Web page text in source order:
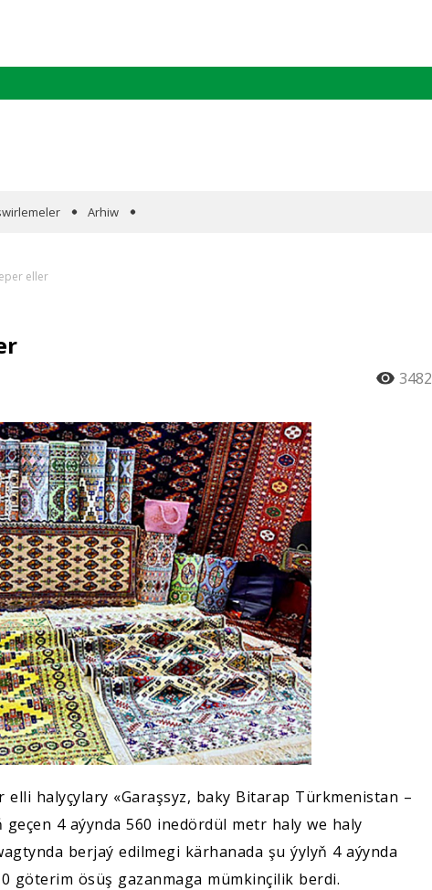
Arhiw
eller
3482
halyçylary «Garaşsyz, baky Bitarap Türkmenistan –
4 aýynda 560 inedördül metr haly we haly
berjaý edilmegi kärhanada şu ýylyň 4 aýynda
göterim ösüş gazanmaga mümkinçilik berdi.